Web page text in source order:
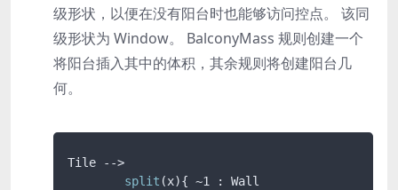
级形状，以便在没有阳台时也能够访问控点。 该同
级形状为 Window。 BalconyMass 规则创建一个
将阳台插入其中的体积，其余规则将创建阳台几
何。
Tile -->
split (x){ ~1 : Wall